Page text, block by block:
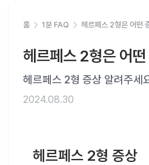
홈 1분 FAQ 헤르페스 2형은 어떤
헤르페스 2형은 어
헤르페스 2형 증상 알려주세
2024.08.30
헤르페스 2형 증상